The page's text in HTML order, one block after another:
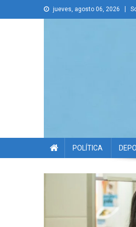
to
jueves, agosto 06, 2026
La Voz
POLÍTICA